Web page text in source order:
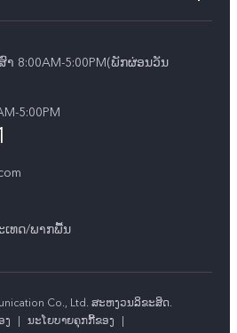
າ 8:00AM-5:00PM(ພັກຜ່ອນວັນ
5:00PM
ເທດ/ພາກພື້ນ
Co., Ltd. ສະຫງວນ​ລິ​ຂະ​ສິດ.
ງ
| ນະໂຍບາຍຄຸກກີ້ຂອງ
|